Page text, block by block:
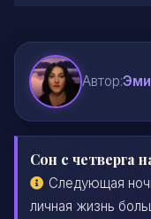
Автор:
Сон с четверга
Следующая
личная жизнь